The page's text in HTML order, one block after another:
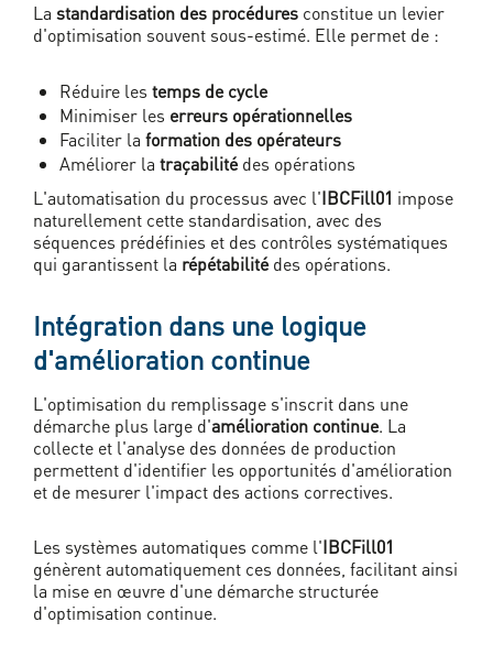
La standardisation des procédures constitue un levier
d'optimisation souvent sous-estimé. Elle permet de :
Réduire les temps de cycle
Minimiser les erreurs opérationnelles
Faciliter la formation des opérateurs
Améliorer la traçabilitédes opérations
L'automatisation du processus avec l'IBCFill01 impose
naturellement cette standardisation, avec des
séquences prédéfinies et des contrôles systématiques
qui garantissent la répétabilitédes opérations.
Intégration dans une logique
d'amélioration continue
L'optimisation du remplissage s'inscrit dans une
démarche plus large d'amélioration continue. La
collecte et l'analyse des données de production
permettent d'identifier les opportunités d'amélioration
et de mesurer l'impact des actions correctives.
Les systèmes automatiques comme l'IBCFill01
génèrent automatiquement ces données, facilitant ainsi
la mise en œuvre d'une démarche structurée
d'optimisation continue.